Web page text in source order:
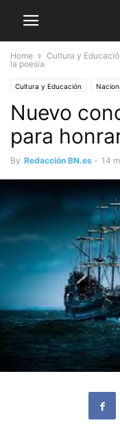
Home Cultura y
la poesía
Cultura y Educación
Nuevo
para
By Redacción BN.es - 14